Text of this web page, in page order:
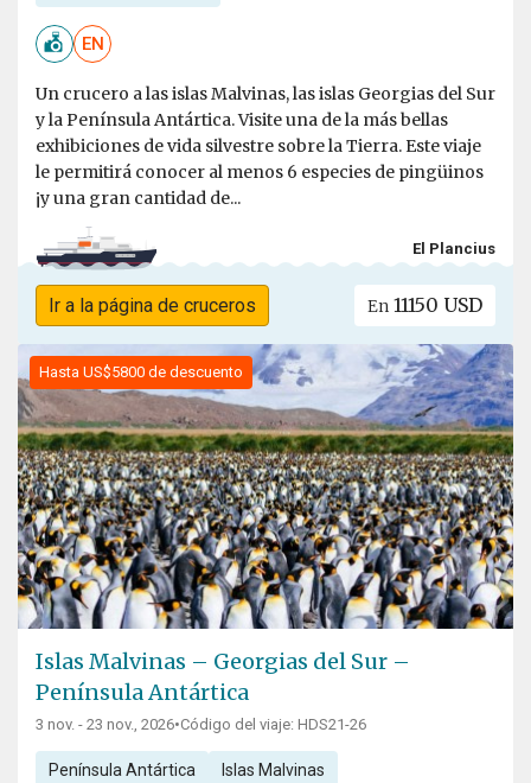
EN
Un crucero a las islas Malvinas, las islas Georgias del Sur
y la Península Antártica. Visite una de la más bellas
exhibiciones de vida silvestre sobre la Tierra. Este viaje
le permitirá conocer al menos 6 especies de pingüinos
¡y una gran cantidad de...
El Plancius
Ir a la página de cruceros En 11150 USD
Hasta US$5800 de descuento
Islas Malvinas – Georgias del Sur –
Península Antártica
3 nov. - 23 nov., 2026•Código del viaje: HDS21-26
Península Antártica Islas Malvinas